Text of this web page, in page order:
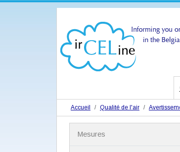
Accueil Qualité de l'air
Mesures